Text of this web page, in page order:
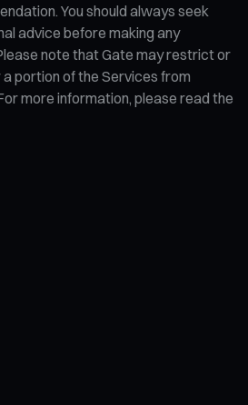
You should always seek
advice before making any
note that Gate may restrict or
portion of the Services from
more information, please read the